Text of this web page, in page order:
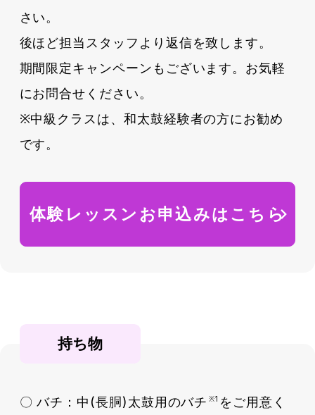
さい。
後ほど担当スタッフより返信を致します。
期間限定キャンペーンもございます。お気軽
にお問合せください。
※中級クラスは、和太鼓経験者の方にお勧め
です。
体験レッスンお申込みはこちら
持ち物
〇 バチ：中(長胴)太鼓用のバチ ※1 をご用意く